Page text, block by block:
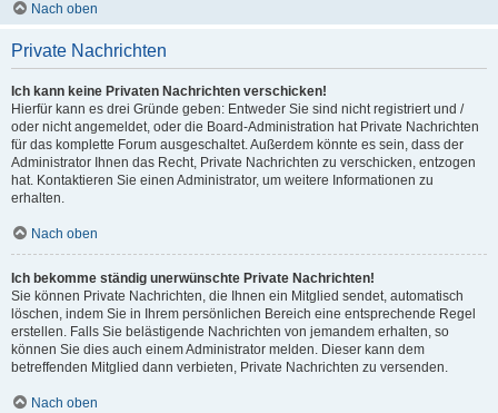
Nach oben
Private Nachrichten
Ich kann keine Privaten Nachrichten verschicken!
Hierfür kann es drei Gründe geben: Entweder Sie sind nicht registriert und /
oder nicht angemeldet, oder die Board-Administration hat Private Nachrichten
für das komplette Forum ausgeschaltet. Außerdem könnte es sein, dass der
Administrator Ihnen das Recht, Private Nachrichten zu verschicken, entzogen
hat. Kontaktieren Sie einen Administrator, um weitere Informationen zu
erhalten.
Nach oben
Ich bekomme ständig unerwünschte Private Nachrichten!
Sie können Private Nachrichten, die Ihnen ein Mitglied sendet, automatisch
löschen, indem Sie in Ihrem persönlichen Bereich eine entsprechende Regel
erstellen. Falls Sie belästigende Nachrichten von jemandem erhalten, so
können Sie dies auch einem Administrator melden. Dieser kann dem
betreffenden Mitglied dann verbieten, Private Nachrichten zu versenden.
Nach oben